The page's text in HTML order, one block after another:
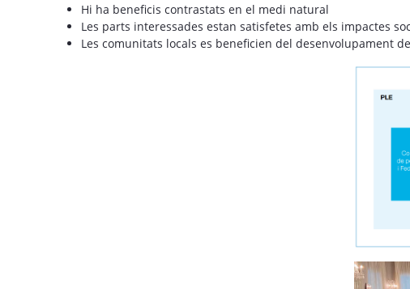
Hi ha beneficis contrastats en el medi natural
Les parts interessades estan satisfetes amb els impactes
Les comunitats locals es beneficien del desenvolupament